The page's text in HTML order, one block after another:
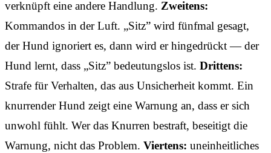
verknüpft eine andere Handlung. Zweitens:
Kommandos in der Luft. „Sitz” wird fünfmal gesagt,
der Hund ignoriert es, dann wird er hingedrückt — der
Hund lernt, dass „Sitz” bedeutungslos ist. Drittens:
Strafe für Verhalten, das aus Unsicherheit kommt. Ein
knurrender Hund zeigt eine Warnung an, dass er sich
unwohl fühlt. Wer das Knurren bestraft, beseitigt die
Warnung, nicht das Problem. Viertens: uneinheitliches